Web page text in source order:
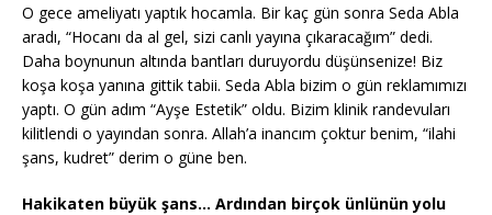
O gece ameliyatı yaptık hocamla. Bir kaç gün sonra Seda Abla
aradı, “Hocanı da al gel, sizi canlı yayına çıkaracağım” dedi.
Daha boynunun altında bantları duruyordu düşünsenize! Biz
koşa koşa yanına gittik tabii. Seda Abla bizim o gün reklamımızı
yaptı. O gün adım “Ayşe Estetik” oldu. Bizim klinik randevuları
kilitlendi o yayından sonra. Allah’a inancım çoktur benim, “ilahi
şans, kudret” derim o güne ben.
Hakikaten büyük şans… Ardından birçok ünlünün yolu